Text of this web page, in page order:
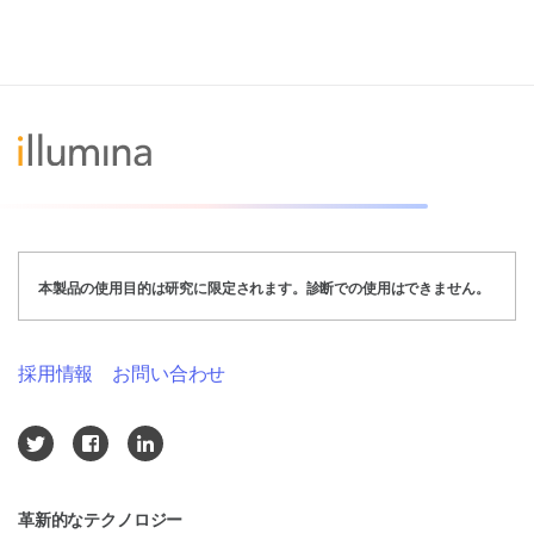
本製品の使用目的は研究に限定されます。診断での使用はできません。
革新的なテクノロジー
採用情報 お問い合わせ